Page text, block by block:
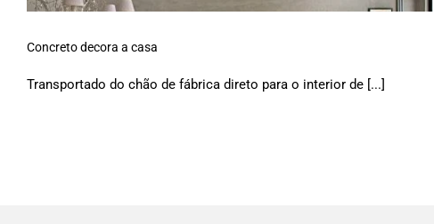
Concreto decora a casa
Transportado do chão de fábrica direto para o interior de [...]